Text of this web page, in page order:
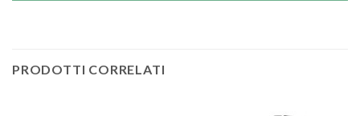
PRODOTTI CORRELATI